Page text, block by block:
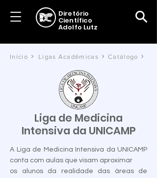
Diretório
Científico
Adolfo Lutz
Início Ligas Acadêmicas Catálogo
Liga de Medicina
Intensiva da UNICAMP
A Liga de Medicina Intensiva da UNICAMP
conta com aulas que visam aproximar
os alunos da realidade das áreas de